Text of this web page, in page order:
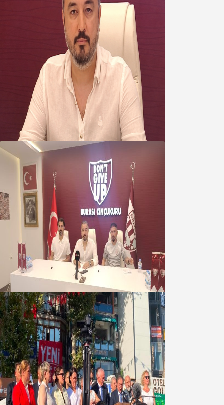
Oğuzbeyi’nden Balıkesirspor
yönetimine cevap : Herkes kendine
yakışanı yapar, buluttan nem
kapmayın!
07 Ağustos 2026
Oğuzbeyi : Transferlerde takımın
geleceğini, kulübün ekonomisini
düşündük
Yeni Parti Bandırma Teşkilatı kuruldu